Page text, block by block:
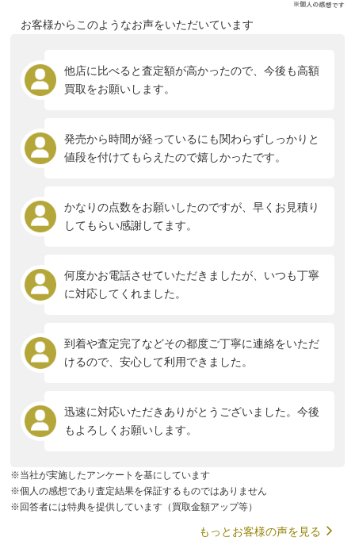
お客様からこのようなお声をいただいています
他店に比べると査定額が高かったので、今後も高額
買取をお願いします。
発売から時間が経っているにも関わらずしっかりと
値段を付けてもらえたので嬉しかったです。
かなりの点数をお願いしたのですが、早くお見積り
してもらい感謝してます。
何度かお電話させていただきましたが、いつも丁寧
に対応してくれました。
到着や査定完了などその都度ご丁寧に連絡をいただ
けるので、安心して利用できました。
迅速に対応いただきありがとうございました。今後
もよろしくお願いします。
※当社が実施したアンケートを基にしています
※個人の感想であり査定結果を保証するものではありません
※回答者には特典を提供しています（買取金額アップ等）
もっとお客様の声を見る